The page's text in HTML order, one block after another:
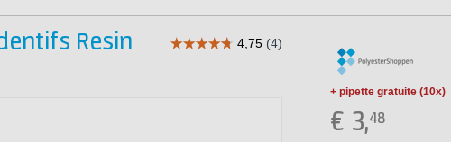
Resin
+ pipette gratuite (10x)
€ 3,48